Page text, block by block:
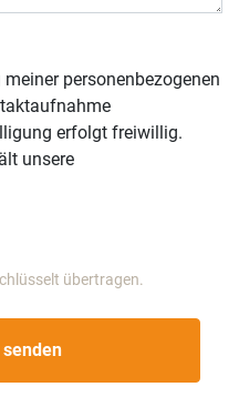
personenbezogenen
erfolgt freiwillig.
unsere
übertragen.